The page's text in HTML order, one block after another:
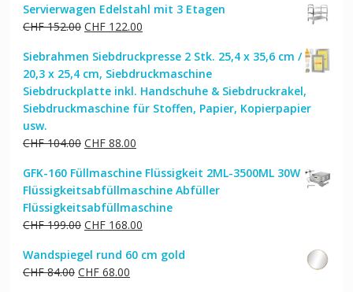
Servierwagen Edelstahl mit 3 Etagen
CHF152.00 Ursprünglicher
war:
CHF 152.00
CHF122.00Aktueller
ist:
CHF 122.00.
Siebrahmen Siebdruckpresse 2 Stk. 25,4 x 35,6 cm /
20,3 x 25,4 cm, Siebdruckmaschine
Siebdruckplatte inkl. Handschuhe & Siebdruckrakel,
Siebdruckmaschine für Stoffen, Papier, Kopierpapier
usw.
CHF104.00 Ursprünglicher
war:
CHF 104.00
CHF88.00Aktueller
ist:
CHF 88.00.
GFK-160 Füllmaschine Flüssigkeit 2ML-3500ML 30W
Flüssigkeitsabfüllmaschine Abfüller
Flüssigkeitsabfüllmaschine
CHF199.00 Ursprünglicher
war:
CHF 199.00
CHF168.00Aktueller
ist:
Wandspiegel rund 60 cm gold
CHF84.00 Ursprünglicher
CHF68.00Aktueller